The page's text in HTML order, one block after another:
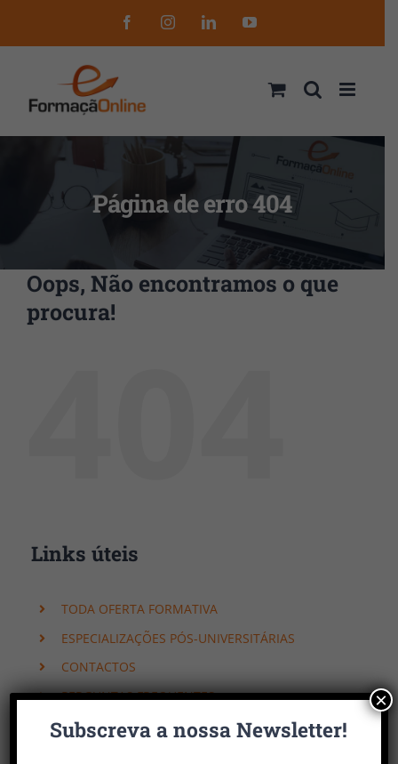
to
FacebookInstagramLinkedInYouTube
Página de erro 404
Oops, Não encontramos o que
procura!
Links úteis
TODA OFERTA FORMATIVA
ESPECIALIZAÇÕES PÓS-UNIVERSITÁRIAS
CONTACTOS
PERGUNTAS FREQUENTES
Subscreva a nossa Newsletter!
×